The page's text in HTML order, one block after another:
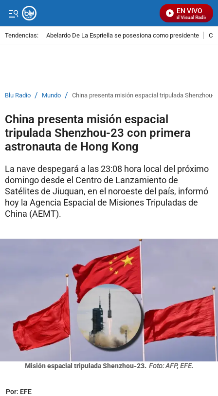
EN VIVO
Señal Visual Radio
Tendencias: Abelardo De La Espriella se posesiona como presidente
Blu Radio / Mundo / China presenta misión espacial tripulada Shenzhou-
China presenta misión espacial
tripulada Shenzhou-23 con primera
astronauta de Hong Kong
La nave despegará a las 23:08 hora local del próximo
domingo desde el Centro de Lanzamiento de
Satélites de Jiuquan, en el noroeste del país, informó
hoy la Agencia Espacial de Misiones Tripuladas de
China (AEMT).
Misión espacial tripulada Shenzhou-23. Foto: AFP, EFE.
Por: EFE